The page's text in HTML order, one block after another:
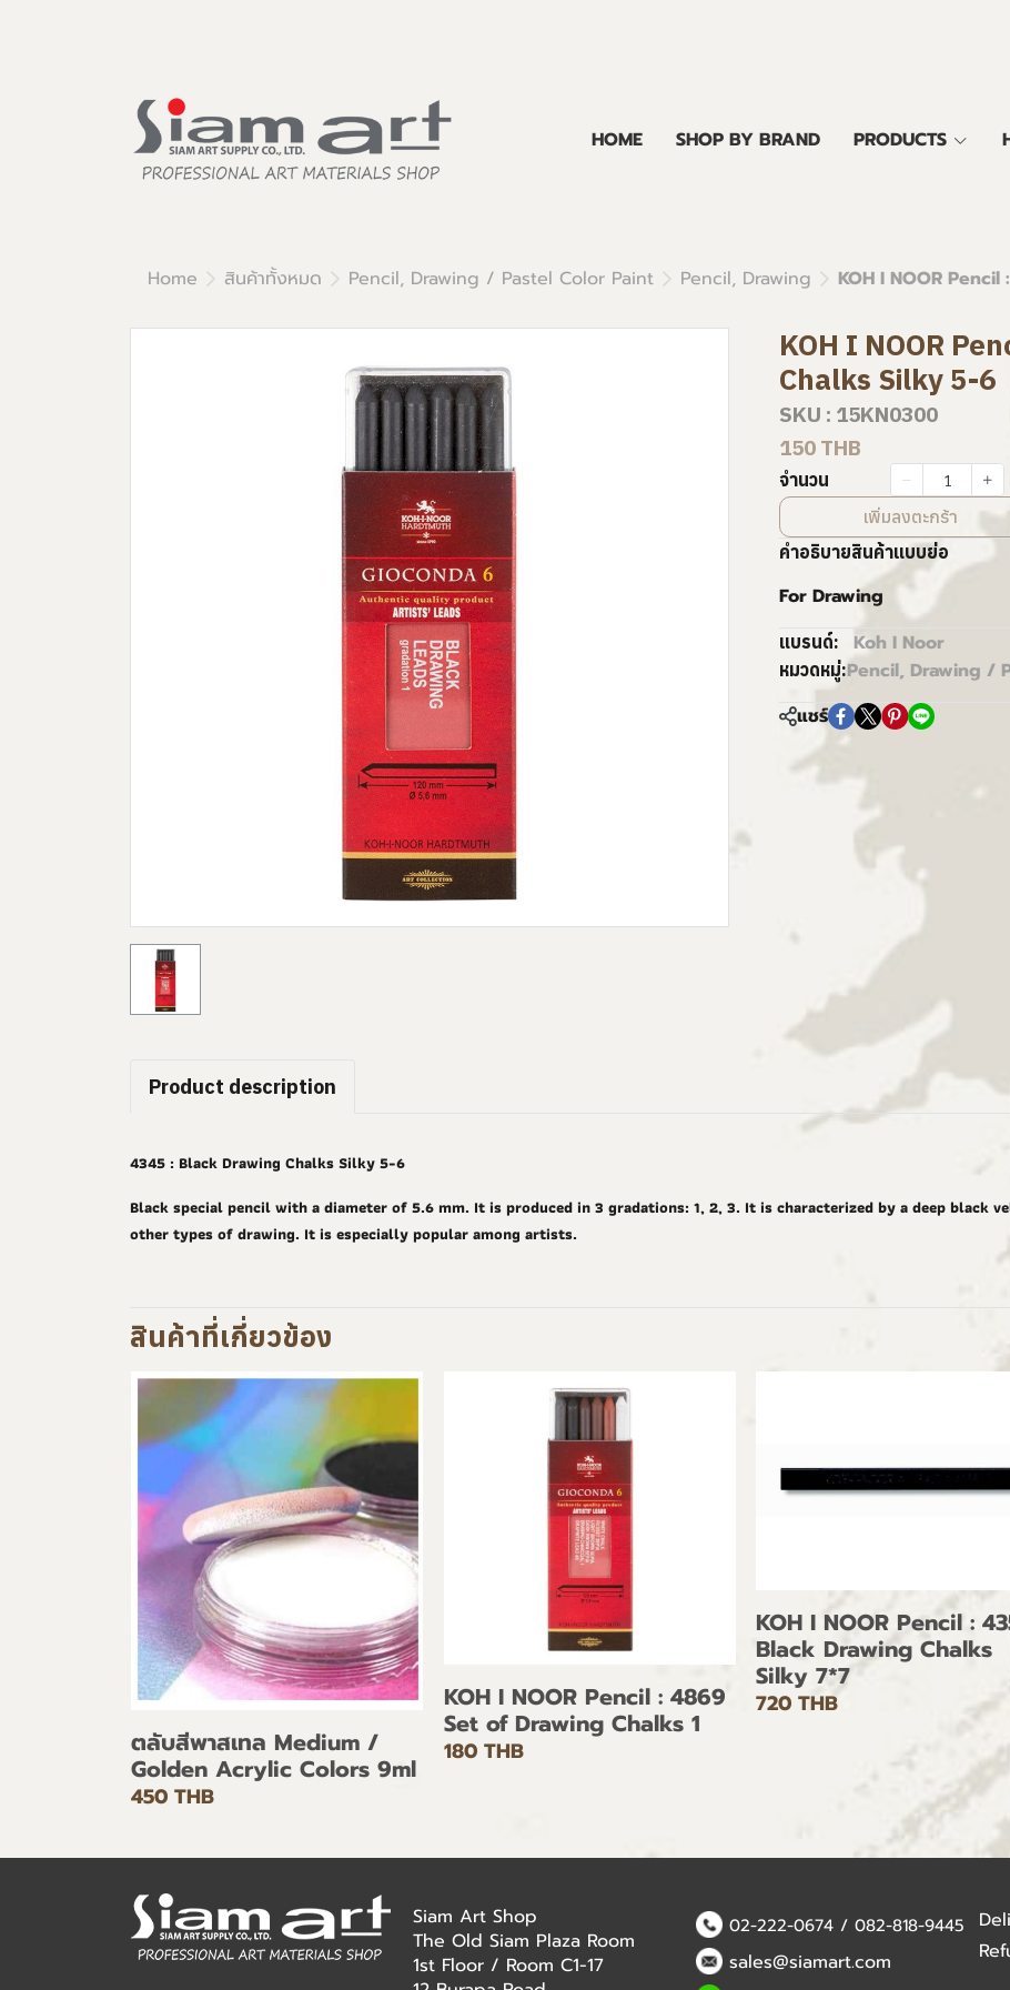
HOME SHOP BY BRAND PRODUCTS
Home สินค้าทั้งหมด Pencil, Drawing / Pastel Color Paint Pencil, Drawing KOH I NOOR
KOH I NOOR
Chalks Silky 5-6
SKU : 15KN0300
150 THB
จำนวน
เพิ่มลงตะกร้า
คำอธิบายสินค้าแบบย่อ
For Drawing
แบรนด์: Koh I Noor
หมวดหมู่:Pencil, Drawing /
แชร์
Product description
4345 : Black Drawing Chalks Silky 5-6
Black special pencil with a diameter of 5.6 mm. It is produced in 3 gradations: 1, 2, 3. It is characterized by a deep
other types of drawing. It is especially popular among artists.
สินค้าที่เกี่ยวข้อง
ตลับสีพาสเทล Medium /
Golden Acrylic Colors 9ml
450 THB
KOH I NOOR Pencil : 4869
Set of Drawing Chalks 1
180 THB
KOH I NOOR Pencil :
Black Drawing Chalks
Silky 7*7
720 THB
Siam Art Shop
The Old Siam Plaza Room
1st Floor / Room C1-17
02-222-0674 / 082-818-9445
sales@siamart.com